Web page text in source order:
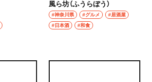
風ら坊（ふうらぼう）
#神奈川県 #グルメ
#居酒屋
#日本酒
#和食